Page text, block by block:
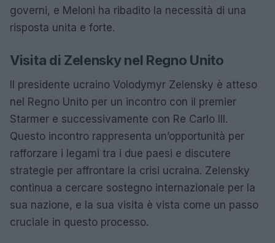
governi, e Meloni ha ribadito la necessità di una
risposta unita e forte.
Visita di Zelensky nel Regno Unito
Il presidente ucraino Volodymyr Zelensky è atteso
nel Regno Unito per un incontro con il premier
Starmer e successivamente con Re Carlo III.
Questo incontro rappresenta un’opportunità per
rafforzare i legami tra i due paesi e discutere
strategie per affrontare la crisi ucraina. Zelensky
continua a cercare sostegno internazionale per la
sua nazione, e la sua visita è vista come un passo
cruciale in questo processo.